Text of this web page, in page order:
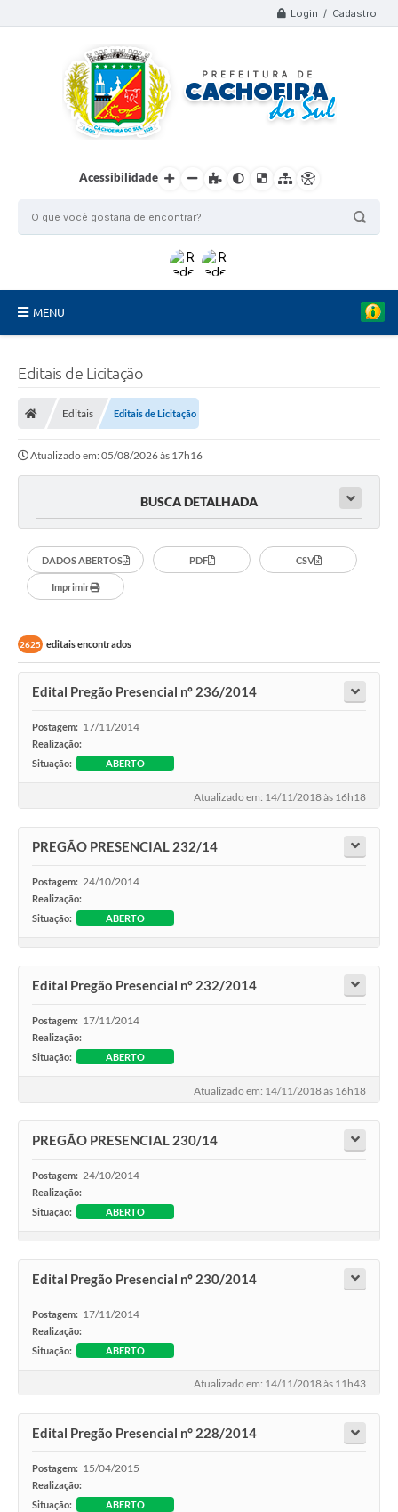
Login / Cadastro
Acessibilidade
MENU
Conselhos Municipais
Carta de Serviços
Diário Oficial
Turismo
Coleta seletiva - Informações
Legislação
Galeria de Fotos
A Nossa Cidade
A Prefeitura
Audiências Públicas
Arquivos para Download
Galeria de Vídeos
Gabinetes e Secretarias
Contas Públicas
Editais
Links
Serviços Online
Agenda
Contato
Editais de Licitação
Editais Editais de Licitação
Atualizado em: 05/08/2026 às 17h16
BUSCA DETALHADA
DADOS ABERTOS PDF CSV
Imprimir
2625 editais encontrados
Edital Pregão Presencial nº 236/2014
Postagem: 17/11/2014
Realização:
Situação:
ABERTO
Atualizado em: 14/11/2018 às 16h18
PREGÃO PRESENCIAL 232/14
Postagem: 24/10/2014
Realização:
Situação:
ABERTO
Edital Pregão Presencial nº 232/2014
Postagem: 17/11/2014
Realização:
Situação:
ABERTO
Atualizado em: 14/11/2018 às 16h18
PREGÃO PRESENCIAL 230/14
Postagem: 24/10/2014
Realização:
Situação:
ABERTO
Edital Pregão Presencial nº 230/2014
Postagem: 17/11/2014
Realização:
Situação:
ABERTO
Atualizado em: 14/11/2018 às 11h43
Edital Pregão Presencial n° 228/2014
Postagem: 15/04/2015
Realização:
Situação:
ABERTO